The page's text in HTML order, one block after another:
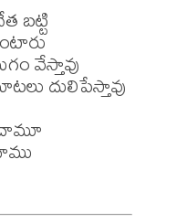
బట్టి
వేస్తావు
దులిపేస్తావు